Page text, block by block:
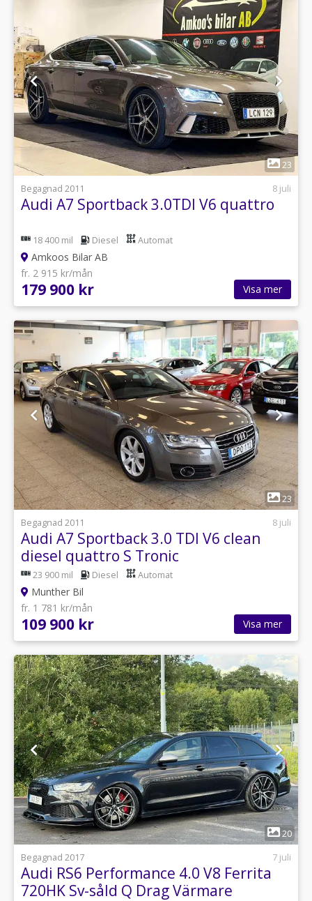
1
23
Begagnad 2011
8 juli
Audi A7 Sportback 3.0TDI V6 quattro
18 400 mil Diesel Automat
Amkoos Bilar AB
fr. 2 915 kr/mån
179 900 kr Visa mer
1
23
Begagnad 2011
8 juli
Audi A7 Sportback 3.0 TDI V6 clean
diesel quattro S Tronic
23 900 mil Diesel Automat
Munther Bil
fr. 1 781 kr/mån
109 900 kr Visa mer
1
20
Begagnad 2017
7 juli
Audi RS6 Performance 4.0 V8 Ferrita
720HK Sv-såld Q Drag Värmare